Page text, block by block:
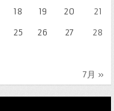
7月 »
18 19 20
21
25 26 27
28